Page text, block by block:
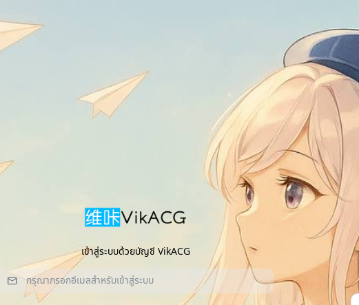
เข้าสู่ระบบด้วยบัญชี VikACG